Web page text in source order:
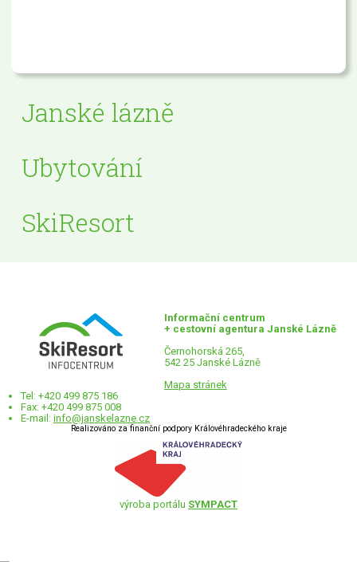
Janské lázně
Ubytování
SkiResort
Informační centrum
+ cestovní agentura Janské Lázně
Černohorská 265,
542 25 Janské Lázně
Mapa stránek
Tel: +420 499 875 186
Fax: +420 499 875 008
E-mail: info@janskelazne.cz
Realizováno za finanční podpory Královéhradeckého kraje
výroba portálu SYMPACT